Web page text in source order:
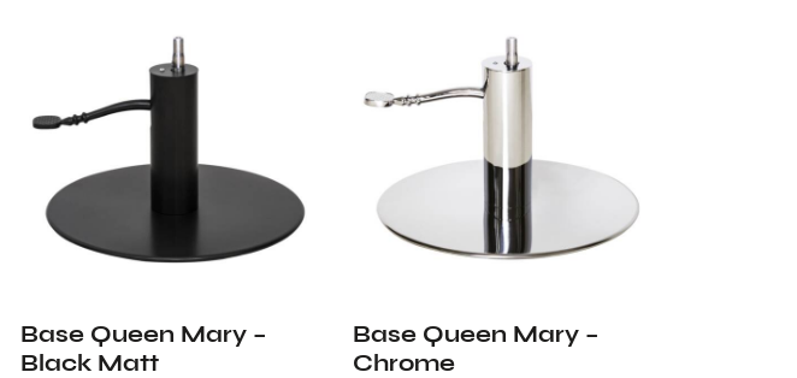
Base Queen Mary –
Black Matt
Base Queen Mary –
Chrome